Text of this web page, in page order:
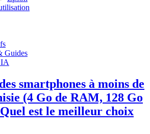
Guides
smartphones à moins de
(4 Go de RAM, 128 Go
est le meilleur choix